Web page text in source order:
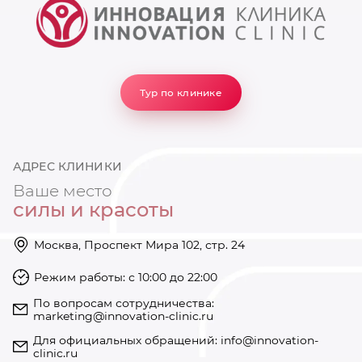
Тур по клинике
Режим работы: с 10:00 до 22:00
+74997501585
АДРЕС КЛИНИКИ
Ваше место
силы и красоты
Москва, Проспект Мира 102, стр. 24
Режим работы: с 10:00 до 22:00
По вопросам сотрудничества:
marketing@innovation-clinic.ru
Для официальных обращений: info@innovation-
clinic.ru